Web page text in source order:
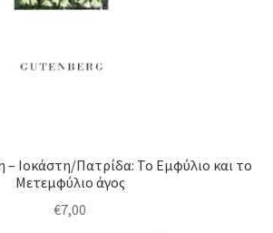
– Ιοκάστη/Πατρίδα: Το Εμφύλιο και το
Μετεμφύλιο άγος
€7,00